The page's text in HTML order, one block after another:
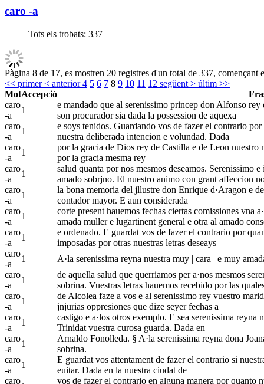
caro -a
Tots els trobats: 337
Pàgina 8 de 17, es mostren 20 registres d'un total de 337, començant
<< primer< anterior4 5 6 7 8 9 10 11 12 següent > últim >>
MotAccepció
caro
-a
1
e mandado que al serenissimo princep don Alfonso
son procurador sia dada la possession de aquexa
caro
-a
1
e soys tenidos. Guardando vos de fazer el contrario
nuestra deliberada intencion e volundad. Dada
caro
-a
1
por la gracia de Dios rey de Castilla e de Leon
por la gracia mesma rey
caro
-a
1
salud quanta por nos mesmos deseamos. Serenissimo
amado sobrjno. El nuestro animo con grant affeccion
caro
-a
1
la bona memoria del jllustre don Enrique d·Aragon e
contador mayor. E aun considerada
caro
-a
1
corte present hauemos fechas ciertas comissiones vna
amada muller e lugartinent general e otra al amado
caro
-a
1
e ordenado. E guardat vos de fazer el contrario por
imposadas por otras nuestras letras deseays
caro
-a
1
A·la serenissima reyna nuestra muy | cara | e muy
caro
-a
1
de aquella salud que querriamos per a·nos mesmos
sobrina. Vuestras letras hauemos recebido por las
caro
-a
1
de Alcolea faze a vos e al serenissimo rey vuestro
jnjurias oppresiones que dize seyer fechas a
caro
-a
1
castigo e a·los otros exemplo. E sea serenissima reyna
Trinidat vuestra curosa guarda. Dada en
caro
-a
1
Arnaldo Fonolleda. § A·la serenissima reyna dona
sobrina.
caro
-a
1
E guardat vos attentament de fazer el contrario si
euitar. Dada en la nuestra ciudat de
caro
vos de fazer el contrario en alguna manera por quanto